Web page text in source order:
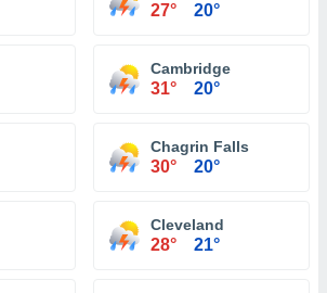
27° 20°
Cambridge
31° 20°
Chagrin Falls
30° 20°
Cleveland
28° 21°